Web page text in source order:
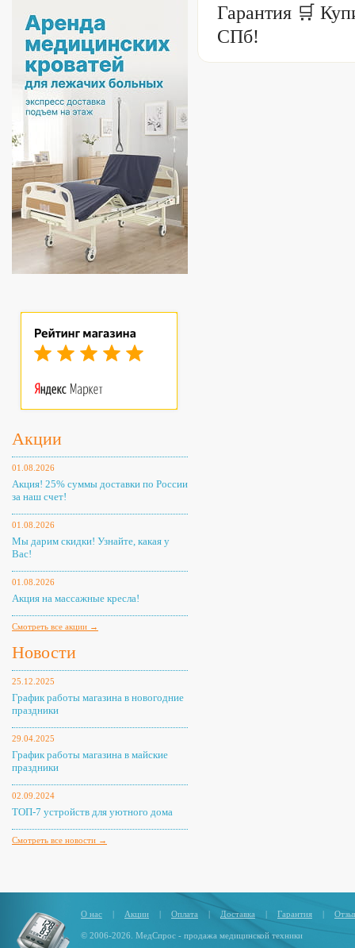
Акции
01.08.2026
Акция! 25% суммы доставки по России
за наш счет!
01.08.2026
Мы дарим скидки! Узнайте, какая у
Вас!
01.08.2026
Акция на массажные кресла!
Смотреть все акции →
Новости
25.12.2025
График работы магазина в новогодние
праздники
29.04.2025
График работы магазина в майские
праздники
02.09.2024
ТОП-7 устройств для уютного дома
Смотреть все новости →
Гарантия 🛒
СПб!
О нас | Акции | Оплата | Доставка | Гарантия |
© 2006-2026. МедСпрос - продажа медицинской техники